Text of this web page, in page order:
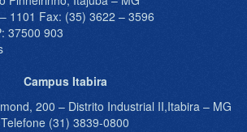
1101 Fax: (35) 3622 – 3596
37500 903
Campus Itabira
200 – Distrito Industrial II,Itabira – MG
Telefone (31) 3839-0800